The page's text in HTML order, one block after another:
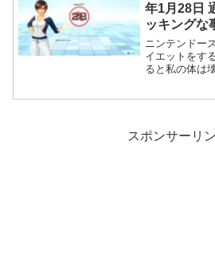
年1月28日
ッキングな
ニンテンドー
イエットをす
ると私の体は
スポンサーリ